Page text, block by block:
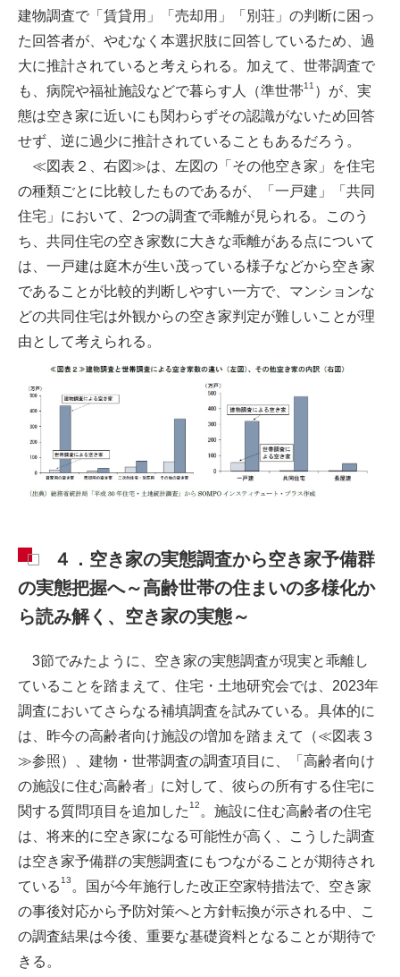
建物調査で「賃貸用」「売却用」「別荘」の判断に困っ
た回答者が、やむなく本選択肢に回答しているため、過
大に推計されていると考えられる。加えて、世帯調査で
も、病院や福祉施設などで暮らす人（準世帯11 ）が、実
態は空き家に近いにも関わらずその認識がないため回答
せず、逆に過少に推計されていることもあるだろう。
≪図表２、右図≫は、左図の「その他空き家」を住宅
の種類ごとに比較したものであるが、「一戸建」「共同
住宅」において、2つの調査で乖離が見られる。このう
ち、共同住宅の空き家数に大きな乖離がある点について
は、一戸建は庭木が生い茂っている様子などから空き家
であることが比較的判断しやすい一方で、マンションな
どの共同住宅は外観からの空き家判定が難しいことが理
由として考えられる。
４．空き家の実態調査から空き家予備群
の実態把握へ～高齢世帯の住まいの多様化か
ら読み解く、空き家の実態～
3節でみたように、空き家の実態調査が現実と乖離し
ていることを踏まえて、住宅・土地研究会では、2023年
調査においてさらなる補填調査を試みている。具体的に
は、昨今の高齢者向け施設の増加を踏まえて（≪図表３
≫参照）、建物・世帯調査の調査項目に、「高齢者向け
の施設に住む高齢者」に対して、彼らの所有する住宅に
関する質問項目を追加した 12 。施設に住む高齢者の住宅
は、将来的に空き家になる可能性が高く、こうした調査
は空き家予備群の実態調査にもつながることが期待され
ている 13 。国が今年施行した改正空家特措法で、空き家
の事後対応から予防対策へと方針転換が示される中、こ
の調査結果は今後、重要な基礎資料となることが期待で
きる。